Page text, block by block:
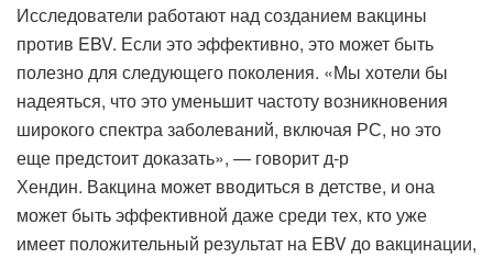
Исследователи работают над созданием вакцины
против EBV. Если это эффективно, это может быть
полезно для следующего поколения. «Мы хотели бы
надеяться, что это уменьшит частоту возникновения
широкого спектра заболеваний, включая РС, но это
еще предстоит доказать», — говорит д-р
Хендин. Вакцина может вводиться в детстве, и она
может быть эффективной даже среди тех, кто уже
имеет положительный результат на EBV до вакцинации,